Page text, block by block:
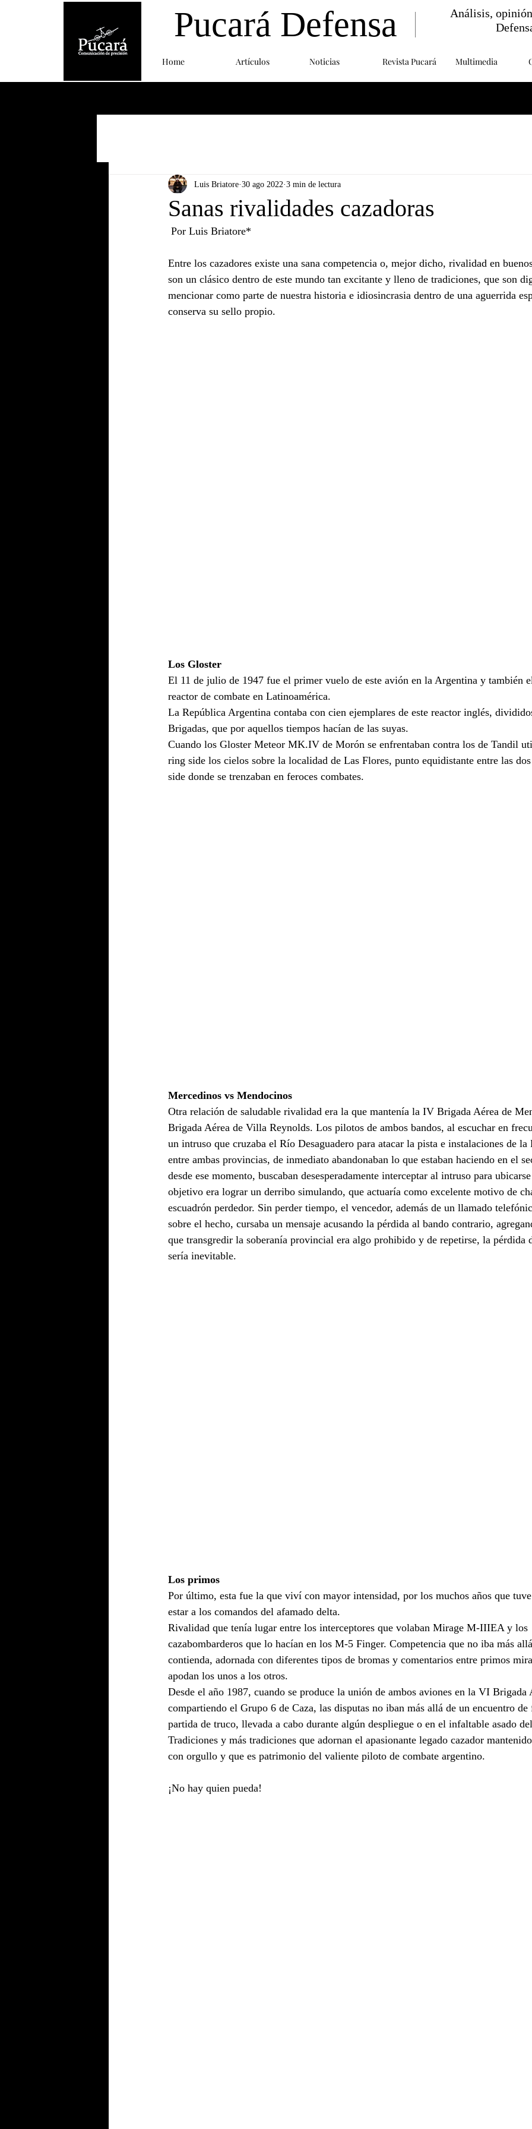
Home Artículos Noticias Revista Pucará Multimedia
Pucará Defensa
Análisis,
Sanas rivalidades cazadoras
Luis Briatore 30 ago 2022 3 min de lectura
Por Luis Briatore*
Entre los cazadores existe una sana competencia o, mejor dicho, rivalidad en
son un clásico dentro de este mundo tan excitante y lleno de tradiciones, que son
mencionar como parte de nuestra historia e idiosincrasia dentro de una aguerrida
conserva su sello propio.
Los Gloster
El 11 de julio de 1947 fue el primer vuelo de este avión en la Argentina y también
reactor de combate en Latinoamérica.
La República Argentina contaba con cien ejemplares de este reactor inglés,
Brigadas, que por aquellos tiempos hacían de las suyas.
Cuando los Gloster Meteor MK.IV de Morón se enfrentaban contra los de Tandil
ring side los cielos sobre la localidad de Las Flores, punto equidistante entre las
side donde se trenzaban en feroces combates.
Mercedinos vs Mendocinos
Otra relación de saludable rivalidad era la que mantenía la IV Brigada Aérea de
Brigada Aérea de Villa Reynolds. Los pilotos de ambos bandos, al escuchar en
un intruso que cruzaba el Río Desaguadero para atacar la pista e instalaciones de
entre ambas provincias, de inmediato abandonaban lo que estaban haciendo en el
desde ese momento, buscaban desesperadamente interceptar al intruso para
objetivo era lograr un derribo simulando, que actuaría como excelente motivo de
escuadrón perdedor. Sin perder tiempo, el vencedor, además de un llamado
sobre el hecho, cursaba un mensaje acusando la pérdida al bando contrario,
que transgredir la soberanía provincial era algo prohibido y de repetirse, la pérdida
sería inevitable.
Los primos
Por último, esta fue la que viví con mayor intensidad, por los muchos años que
estar a los comandos del afamado delta.
Rivalidad que tenía lugar entre los interceptores que volaban Mirage M-IIIEA y los
cazabombarderos que lo hacían en los M-5 Finger. Competencia que no iba más
contienda, adornada con diferentes tipos de bromas y comentarios entre primos
apodan los unos a los otros.
Desde el año 1987, cuando se produce la unión de ambos aviones en la VI Brigada
compartiendo el Grupo 6 de Caza, las disputas no iban más allá de un encuentro
partida de truco, llevada a cabo durante algún despliegue o en el infaltable asado
Tradiciones y más tradiciones que adornan el apasionante legado cazador
con orgullo y que es patrimonio del valiente piloto de combate argentino.
¡No hay quien pueda!